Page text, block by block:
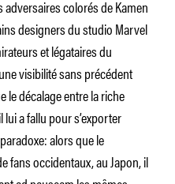
colorés de Kamen
designers du studio Marvel
et légataires du
visibilité sans précédent
le décalage entre la riche
a fallu pour s’exporter
alors que le
fans occidentaux, au Japon, il